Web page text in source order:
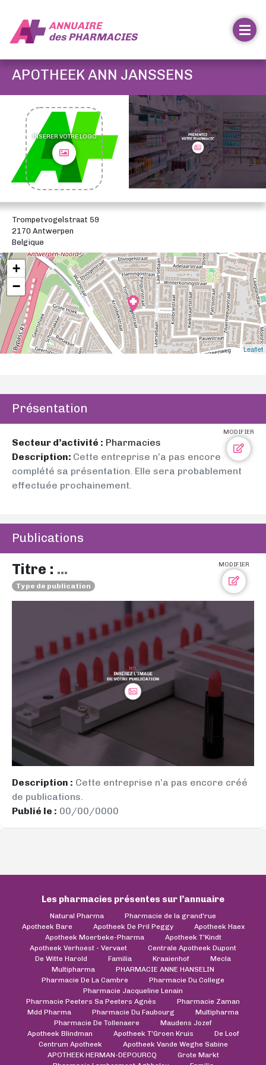
ANNUAIRE
desPHARMACIES
APOTHEEK ANN JANSSENS
INSÉRER VOTRE LOGO
Trompetvogelstraat 59
2170 Antwerpen
Belgique
+
−
Leaflet
Présentation
MODIFIER
Secteur d’activité : Pharmacies
Description: Cette entreprise n’a pas encore
complété sa présentation. Elle sera probablement
effectuée prochainement.
Publications
MODIFIER
Titre : ...
Type de publication
Description : Cette entreprise n’a pas encore créé
de publications.
Publié le : 00/00/0000
Les pharmacies présentes sur l’annuaire
Natural Pharma
Pharmacie de la grand'rue
Apotheek Bare
Apotheek De Pril Peggy
Apotheek Haex
Apotheek Moerbeke-Pharma
Apotheek T'Kindt
Apotheek Verhoest - Vervaet
Centrale Apotheek Dupont
De Witte Harold
Familia Kraaienhof
Mecla
Multipharma
PHARMACIE ANNE HANSELIN
Pharmacie De La Cambre
Pharmacie Du College
Pharmacie Jacqueline Lenain
Pharmacie Peeters Sa Peeters Agnès
Pharmacie Zaman
Mdd Pharma
Pharmacie Du Faubourg
Multipharma
Pharmacie De Tollenaere
Maudens Jozef
Apotheek Blindman
Apotheek T'Groen Kruis
De Loof
Centrum Apotheek
Apotheek Vande Weghe Sabine
APOTHEEK HERMAN-DEPOURCQ
Grote Markt